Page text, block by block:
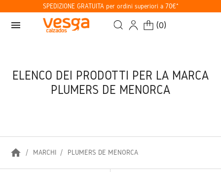
SPEDIZIONE GRATUITA per ordini superiori a 70€*
menu (0)
ELENCO DEI PRODOTTI PER LA MARCA
PLUMERS DE MENORCA
home MARCHI PLUMERS DE MENORCA